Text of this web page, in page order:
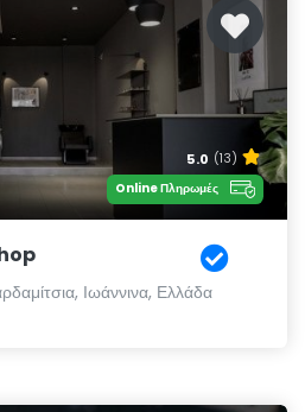
5.0 (13)
Online Πληρωμές
Ιωάννινα, Ελλάδα